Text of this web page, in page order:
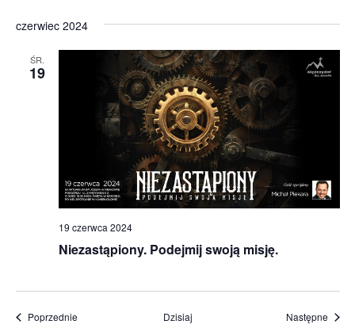
czerwiec 2024
ŚR.
19
Niezastąpiony. Podejmij swoją misję.
19 czerwca 2024
PoprzednieWydarzenia Dzisiaj Następne